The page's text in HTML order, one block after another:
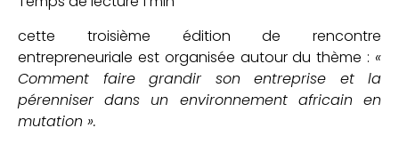
cette troisième édition de rencontre
entrepreneuriale est organisée autour du thème : «
Comment faire grandir son entreprise et la
pérenniser dans un environnement africain en
mutation ».